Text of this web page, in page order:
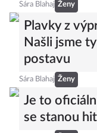
Sára Blahaj Ženy
Plavky z
Našli jsme
postavu
Sára Blahaj Ženy
Je to
se stanou